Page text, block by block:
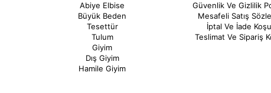
Abiye Elbise
Büyük Beden
Tesettür
Tulum
Giyim
Dış Giyim
Hamile Giyim
Güvenlik Ve Gizlilik
Mesafeli Satış
İptal Ve İade
Teslimat Ve Sipariş